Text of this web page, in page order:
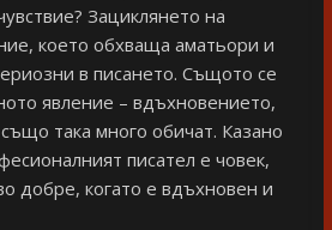
Зациклянето на
което обхваща аматьори и
в писането. Същото се
явление – вдъхновението,
така много обичат. Казано
писател е човек,
добре, когато е вдъхновен и